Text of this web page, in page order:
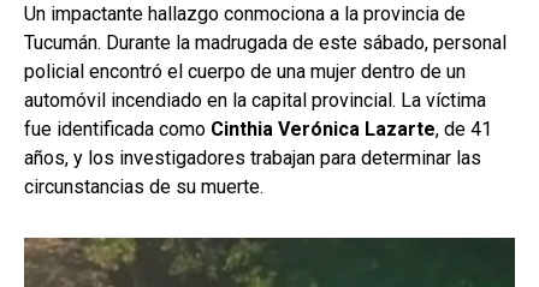
Un impactante hallazgo conmociona a la provincia de
Tucumán. Durante la madrugada de este sábado, personal
policial encontró el cuerpo de una mujer dentro de un
automóvil incendiado en la capital provincial. La víctima
fue identificada como Cinthia Verónica Lazarte, de 41
años, y los investigadores trabajan para determinar las
circunstancias de su muerte.